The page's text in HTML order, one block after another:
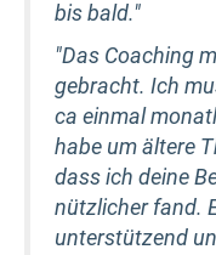
bis bald."
"Das Coaching
gebracht. Ich
ca einmal
habe um ältere
dass ich deine
nützlicher fand.
unterstützend